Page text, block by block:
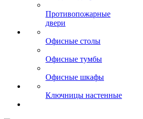
Противопожарные
двери
Офисные столы
Офисные тумбы
Офисные шкафы
Ключницы настенные